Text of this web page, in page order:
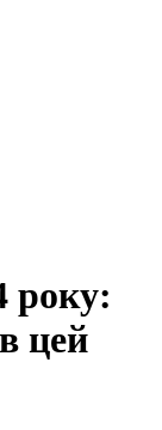
року:
цей